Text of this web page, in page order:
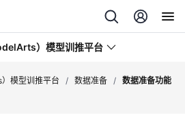
）模型训推平台
模型训推平台 / 数据准备 / 数据准备功能